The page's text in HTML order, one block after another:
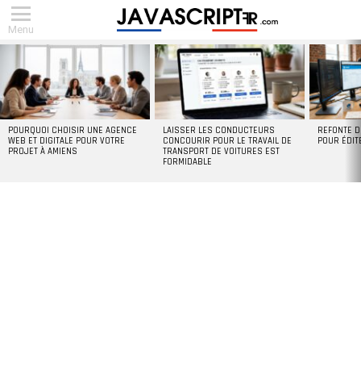
Menu
POURQUOI CHOISIR UNE AGENCE
WEB ET DIGITALE POUR VOTRE
PROJET À AMIENS
LAISSER LES CONDUCTEURS
CONCOURIR POUR LE TRAVAIL DE
TRANSPORT DE VOITURES EST
FORMIDABLE
REFONTE
POUR